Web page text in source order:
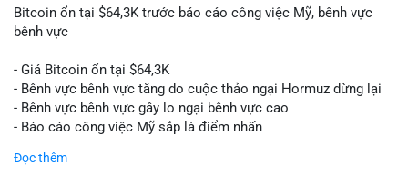
Bitcoin ổn tại $64,3K trước báo cáo công việc Mỹ, bênh vực
bênh vực
- Giá Bitcoin ổn tại $64,3K
- Bênh vực bênh vực tăng do cuộc thảo ngại Hormuz dừng lại
- Bênh vực bênh vực gây lo ngại bênh vực cao
- Báo cáo công việc Mỹ sắp là điểm nhấn
$btc#btc
Đọc thêm